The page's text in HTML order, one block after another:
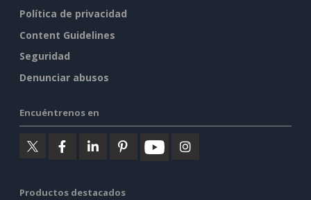
Política de privacidad
Content Guidelines
Seguridad
Denunciar abusos
Encuéntrenos en
Productos destacados